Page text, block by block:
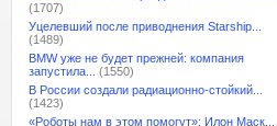
(1707)
Уцелевший после приводнения Starship...
(1489)
BMW уже не будет прежней: компания
запустила...
(1550)
В России создали радиационно-стойкий...
(1423)
«Роботы нам в этом помогут»: Илон Маск...